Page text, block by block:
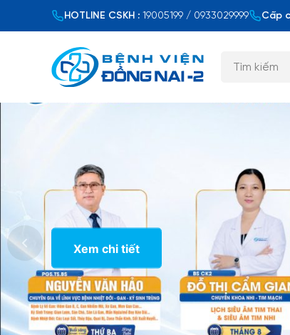
HOTLINE CSKH : 19005199 / 0933029999 Cấp
Xem chi tiết